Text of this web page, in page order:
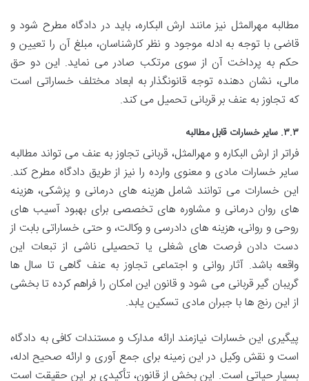
مطالبه مهرالمثل نیز مانند ارش البکاره، باید در دادگاه مطرح شود و
قاضی با توجه به ادله موجود و نظر کارشناسان، مبلغ آن را تعیین و
حکم به پرداخت آن از سوی مرتکب صادر می نماید. این دو حق
مالی، نشان دهنده توجه قانونگذار به ابعاد مختلف خساراتی است
که تجاوز به عنف بر قربانی تحمیل می کند.
۳.۳. سایر خسارات قابل مطالبه
فراتر از ارش البکاره و مهرالمثل، قربانی تجاوز به عنف می تواند مطالبه
سایر خسارات مادی و معنوی وارده را نیز از طریق دادگاه مطرح کند.
این خسارات می توانند شامل هزینه های درمانی و پزشکی، هزینه
های روان درمانی و مشاوره های تخصصی برای بهبود آسیب های
روحی و روانی، هزینه های دادرسی و وکالت، و حتی خساراتی بابت از
دست دادن فرصت های شغلی یا تحصیلی ناشی از تبعات این
واقعه باشد. آثار روانی و اجتماعی تجاوز به عنف گاهی تا سال ها
گریبان گیر قربانی می شود و قانون این امکان را فراهم کرده تا بخشی
از این رنج ها با جبران مادی تسکین یابد.
پیگیری این خسارات نیازمند ارائه مدارک و مستندات کافی به دادگاه
است و نقش وکیل در این زمینه برای جمع آوری و ارائه صحیح ادله،
بسیار حیاتی است. این بخش از قانون، تأکیدی بر این حقیقت است